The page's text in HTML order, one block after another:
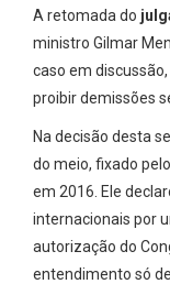
A retomada do
ministro Gilmar
caso em
proibir demissões
Na decisão desta
do meio, fixado
em 2016. Ele
internacionais por
autorização do
entendimento só